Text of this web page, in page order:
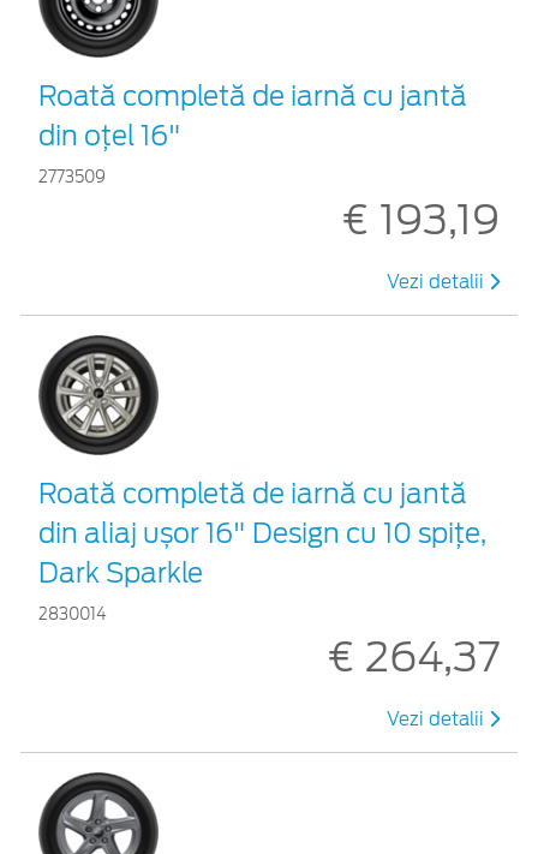
Roată completă de iarnă cu jantă
din oțel 16"
2773509
€ 193,19
Vezi detalii
Roată completă de iarnă cu jantă
din aliaj ușor 16" Design cu 10 spițe,
Dark Sparkle
2830014
€ 264,37
Vezi detalii